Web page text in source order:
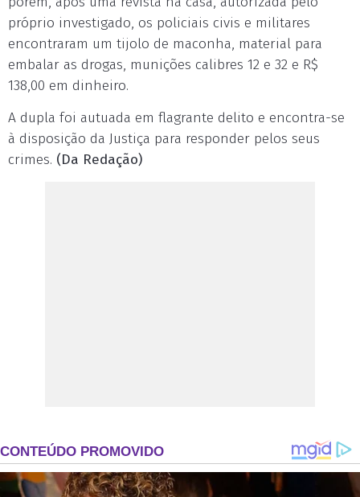
próprio investigado, os policiais civis e militares
encontraram um tijolo de maconha, material para
embalar as drogas, munições calibres 12 e 32 e R$
138,00 em dinheiro.
A dupla foi autuada em flagrante delito e encontra-se
à disposição da Justiça para responder pelos seus
crimes. (Da Redação)